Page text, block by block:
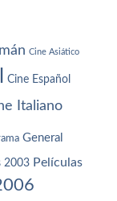
Cine Asiático
Cine Español
Italiano
General
2003 Películas